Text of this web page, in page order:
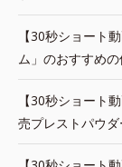
【30秒ショート
ム」のおすすめ
【30秒ショート
売プレストパウ